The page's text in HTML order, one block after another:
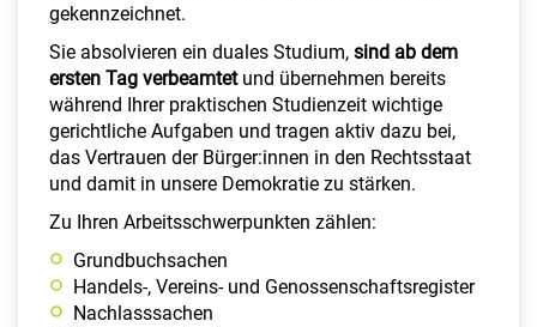
gekennzeichnet.
Sie absolvieren ein duales Studium, sind ab dem
ersten Tag verbeamtetund übernehmen bereits
während Ihrer praktischen Studienzeit wichtige
gerichtliche Aufgaben und tragen aktiv dazu bei,
das Vertrauen der Bürger:innen in den Rechtsstaat
und damit in unsere Demokratie zu stärken.
Zu Ihren Arbeitsschwerpunkten zählen:
Grundbuchsachen
Handels-, Vereins- und Genossenschaftsregister
Nachlasssachen